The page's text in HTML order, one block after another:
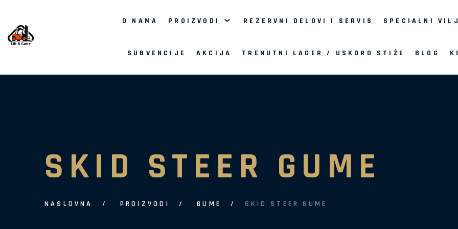
O NAMA PROIZVODI REZERVNI DELOVI I SERVIS SPECIALNI
SUBVENCIJE AKCIJA TRENUTNI LAGER / USKORO STIŽE BLOG
SKID STEER GUME
NASLOVNA PROIZVODI GUME SKID STEER GUME